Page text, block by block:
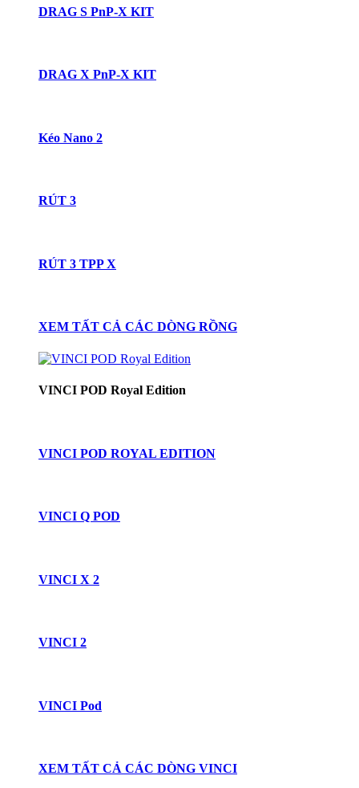
DRAG S PnP-X KIT
DRAG X PnP-X KIT
Kéo Nano 2
RÚT 3
RÚT 3 TPP X
XEM TẤT CẢ CÁC DÒNG RỒNG
VINCI POD Royal Edition
VINCI POD ROYAL EDITION
VINCI Q POD
VINCI X 2
VINCI 2
VINCI Pod
XEM TẤT CẢ CÁC DÒNG VINCI